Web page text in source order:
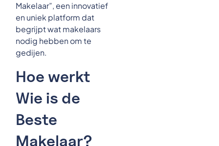
Makelaar”, een innovatief
en uniek platform dat
begrijpt wat makelaars
nodig hebben om te
gedijen.
Hoe werkt
Wie is de
Beste
Makelaar?